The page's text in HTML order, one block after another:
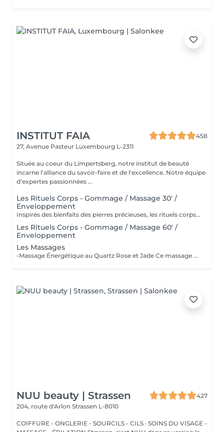
INSTITUT FAIA
458
27, Avenue Pasteur Luxembourg L-2311
Située au coeur du Limpertsberg, notre institut de beauté
incarne l'alliance du savoir-faire et de l'excellence. Notre équipe
d'expertes passionnées ...
Les Rituels Corps - Gommage / Massage 30' /
Enveloppement
Inspirés des bienfaits des pierres précieuses, les rituels corps Gemology associent techniques de massage expertes et actifs minéraux pour offrir un moment de détente absolue. Chaque soin est conçu pour rééquilibrer, hydrater, raffermir ou détoxifier la peau, tout en apaisant le corps et l'esprit. Une expérience sensorielle unique, où luxe et efficacité se rencontrent pour révéler l'éclat naturel de votre peau.
Les Rituels Corps - Gommage / Massage 60' /
Enveloppement
Les Massages
-Massage Énergétique au Quartz Rose et Jade Ce massage unique associe la puissance vibratoire des pierres précieuses à des manuvres profondes et relaxantes. Grâce au quartz rose et au jade, il rééquilibre les énergies, relâche les tensions et réveille l'éclat intérieur. Un véritable soin holistique, pour le corps et l'esprit. -Massage Ressourçant Future Maman Spécialement conçu pour accompagner la femme enceinte en douceur, ce massage soulage les tensions, améliore la circulation et procure une profonde sensation de bien-être. Réalisé avec des mouvements enveloppants et des produits adaptés, il offre un moment précieux de connexion avec soi et avec bébé.
NUU beauty | Strassen
427
204, route d'Arlon Strassen L-8010
COIFFURE - ONGLERIE - SOURCILS - CILS · SOINS DU VISAGE -